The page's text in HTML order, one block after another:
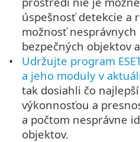
úspešnosť detekcie a
možnosť
bezpečných objektov
Udržujte program
a jeho moduly v
tak dosiahli čo
výkonnosťou a
a počtom nesprávne
objektov.